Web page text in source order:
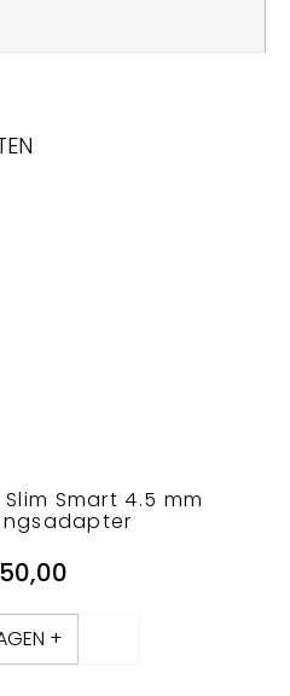
Smart 4.5 mm
+